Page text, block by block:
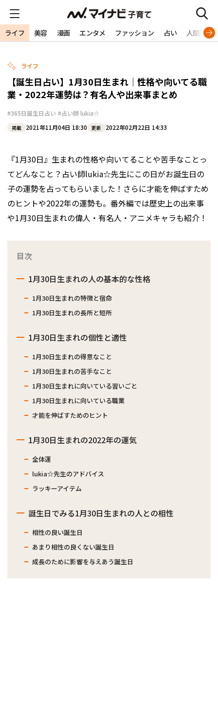
ライフ 美容 漫画 エンタメ ファッション 占い 人間関係
ライフ
【誕生日占い】1月30日生まれ｜性格や向いてる職
業・2022年運勢は？有名人や出来事まとめ
#365日誕生日占い #占い師 lukia☆
掲載 2021年11月04日 18:30 更新 2022年02月22日 14:33
『1月30日』生まれの性格や向いてることや苦手なことっ
てどんなこと？占い師lukia☆先生にこの日がお誕生日の
子の運勢を占ってもらいました！さらに才能を伸ばすため
のヒントや2022年の運勢も。番外編では歴史上の出来事
や1月30日生まれの偉人・有名人・アニメキャラも紹介！
目次
1月30日生まれの人の基本的な性格
1月30日生まれの特徴と宿命
1月30日生まれの長所と短所
1月30日生まれの個性と適性
1月30日生まれの得意なこと
1月30日生まれの苦手なこと
1月30日生まれに向いている習いごと
1月30日生まれに向いている職業
才能を伸ばすためのヒント
1月30日生まれの2022年の運気
全体運
lukia☆先生のアドバイス
ラッキーアイテム
誕生日でみる1月30日生まれの人との相性
相性の良い誕生日
あまり相性の良くない誕生日
成長のために影響を与えあう誕生日